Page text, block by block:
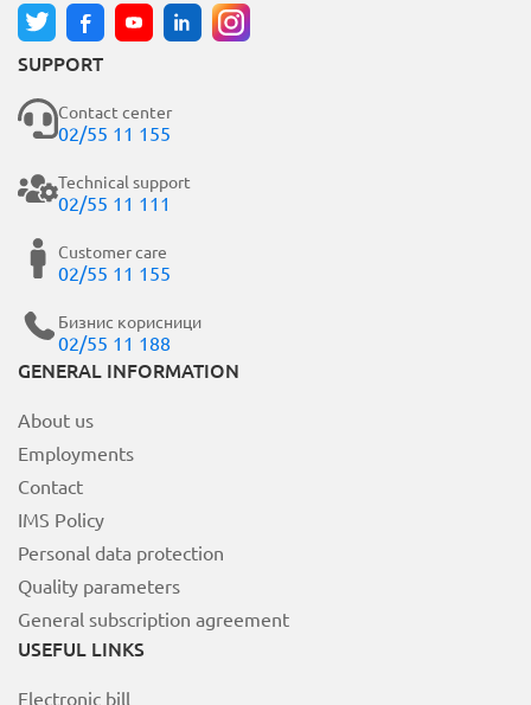
SUPPORT
Contact center
02/55 11 155
Technical support
02/55 11 111
Customer care
02/55 11 155
Бизнис корисници
02/55 11 188
GENERAL INFORMATION
About us
Employments
Contact
IMS Policy
Personal data protection
Quality parameters
General subscription agreement
USEFUL LINKS
Electronic bill